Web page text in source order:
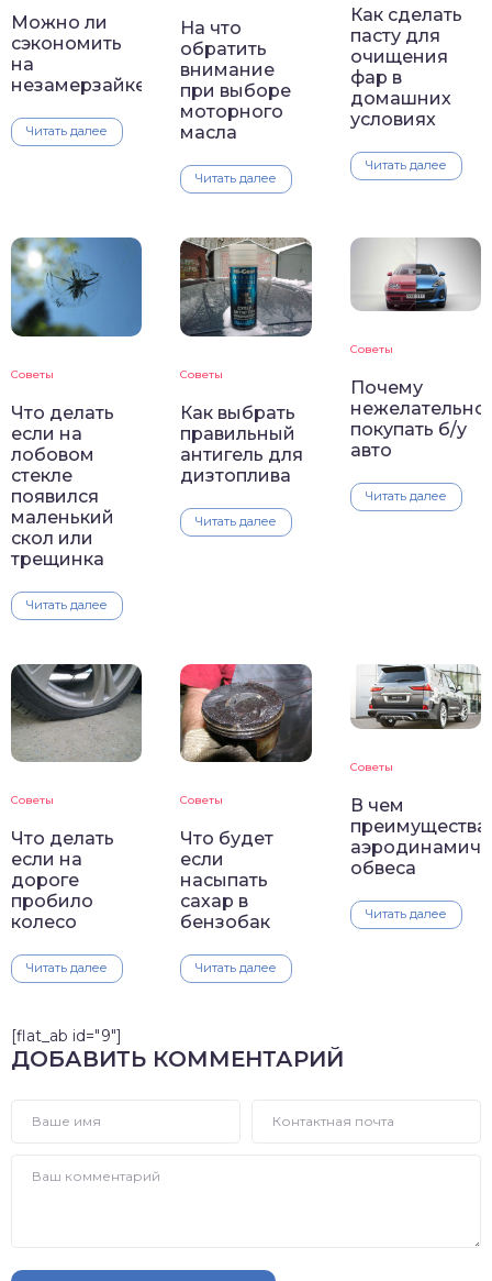
Можно ли
сэкономить
на
незамерзайке
Читать далее
На что
обратить
внимание
при выборе
моторного
масла
Читать далее
Как сделать
пасту для
очищения
фар в
домашних
условиях
Читать далее
Советы
Что делать
если на
лобовом
стекле
появился
маленький
скол или
трещинка
Читать далее
Советы
Как выбрать
правильный
антигель для
дизтоплива
Читать далее
Советы
Почему
нежелательно
покупать б/у
авто
Читать далее
Советы
Что делать
если на
дороге
пробило
колесо
Читать далее
Советы
Что будет
если
насыпать
сахар в
бензобак
Читать далее
Советы
В чем
преимущества
обвеса
Читать далее
[flat_ab id="9"]
ДОБАВИТЬ КОММЕНТАРИЙ